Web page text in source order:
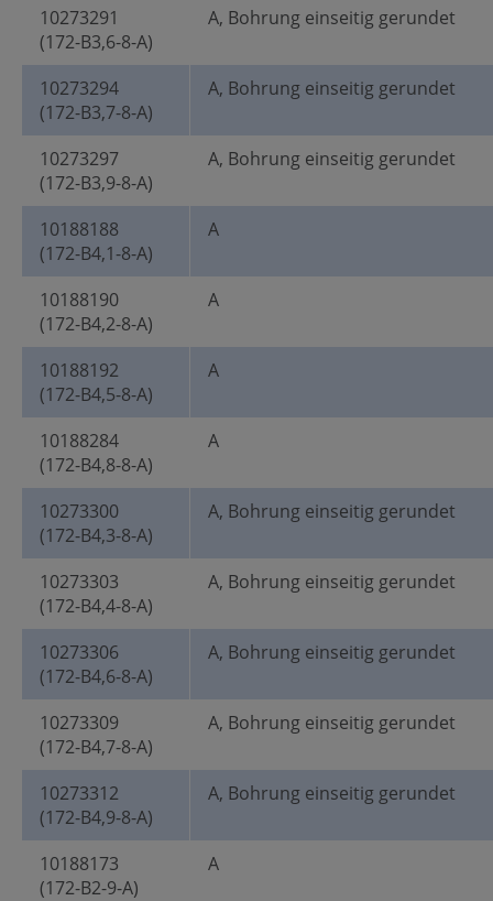
10273291
(172-B3,6-8-A)
A, Bohrung einseitig gerundet
10273294
(172-B3,7-8-A)
A, Bohrung einseitig gerundet
10273297
(172-B3,9-8-A)
A, Bohrung einseitig gerundet
10188188
(172-B4,1-8-A)
A
10188190
(172-B4,2-8-A)
A
10188192
(172-B4,5-8-A)
A
10188284
(172-B4,8-8-A)
A
10273300
(172-B4,3-8-A)
A, Bohrung einseitig gerundet
10273303
(172-B4,4-8-A)
A, Bohrung einseitig gerundet
10273306
(172-B4,6-8-A)
A, Bohrung einseitig gerundet
10273309
(172-B4,7-8-A)
A, Bohrung einseitig gerundet
10273312
(172-B4,9-8-A)
A, Bohrung einseitig gerundet
10188173
(172-B2-9-A)
A